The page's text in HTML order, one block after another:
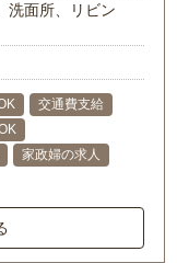
洗面所、リビン
交通費支給
家政婦の求人